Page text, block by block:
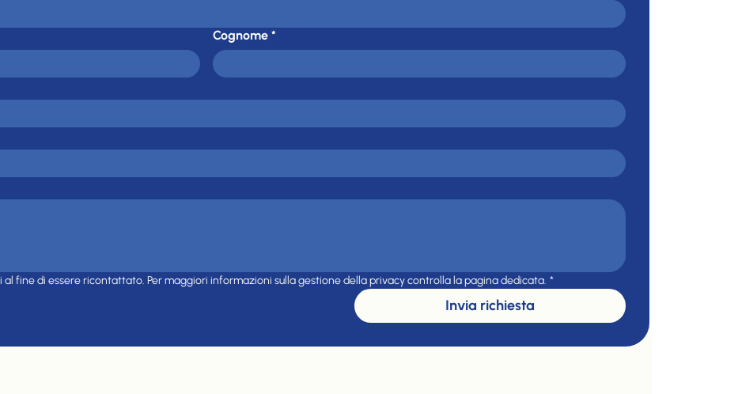
Cognome *
fine di essere ricontattato. Per maggiori informazioni sulla gestione della privacy controlla la pagina dedicata. *
Invia richiesta